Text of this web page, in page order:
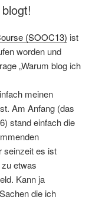
(SOOC13) ist
worden und
„Warum blog ich
meinen
Am Anfang (das
stand einfach die
seinzeit es ist
etwas
Kann ja
die ich